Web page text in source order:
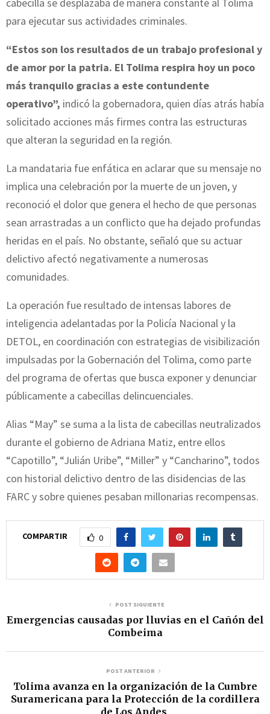
para ejecutar sus actividades criminales.
“Estos son los resultados de un trabajo profesional y
de amor por la patria. El Tolima respira hoy un poco
más tranquilo gracias a este contundente
operativo”, indicó la gobernadora, quien días atrás había
solicitado acciones más firmes contra las estructuras
que alteran la seguridad en la región.
La mandataria fue enfática en aclarar que su mensaje no
implica una celebración por la muerte de un joven, y
reconoció el dolor que genera el hecho de que personas
sean arrastradas a un conflicto que ha dejado profundas
heridas en el país. No obstante, señaló que su actuar
delictivo afectó negativamente a numerosas
comunidades.
La operación fue resultado de intensas labores de
inteligencia adelantadas por la Policía Nacional y la
DETOL, en coordinación con estrategias de visibilización
impulsadas por la Gobernación del Tolima, como parte
del programa de ofertas que busca exponer y denunciar
públicamente a cabecillas delincuenciales.
Alias “May” se suma a la lista de cabecillas neutralizados
durante el gobierno de Adriana Matiz, entre ellos
“Capotillo”, “Julián Uribe”, “Miller” y “Cancharino”, todos
con historial delictivo dentro de las disidencias de las
FARC y sobre quienes pesaban millonarias recompensas.
COMPARTIR 0
POST SIGUIENTE
Emergencias causadas por lluvias en el Cañón del
Combeima
POST ANTERIOR
Tolima avanza en la organización de la Cumbre
Suramericana para la Protección de la cordillera
de Los Andes